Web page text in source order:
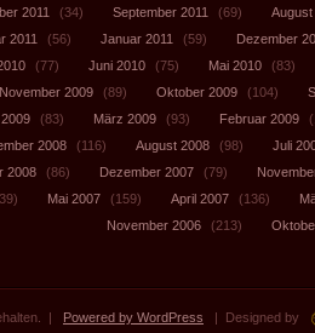
2011 (34) September 2011 (69)
August
2011 (56) Januar 2011 (59)
Dezember
(77) Juni 2010 (75) Mai 2010
(83)
November 2009 (89) Oktober 2009 (104)
(83) März 2009 (93) Februar 2009
2008 (116) August 2008 (98)
Juli
2008 (86) Dezember 2007 (79)
Mai 2007 (159) April 2007 (136)
November 2006
(213)
| Powered by WordPress | Designed by